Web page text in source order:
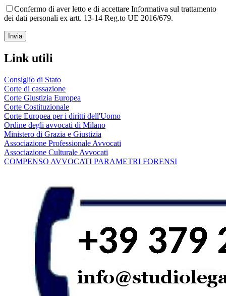
Confermo di aver letto e di accettare Informativa sul trattamento
dei dati personali ex artt. 13-14 Reg.to UE 2016/679.
Link utili
Consiglio di Stato
Corte di cassazione
Corte Giustizia Europea
Corte Costituzionale
Corte Europea per i diritti dell'Uomo
Ordine degli avvocati di Milano
Ministero di Grazia e Giustizia
Associazione Professionale Avvocati
Associazione Culturale Avvocati
COMPENSO AVVOCATI PARAMETRI FORENSI